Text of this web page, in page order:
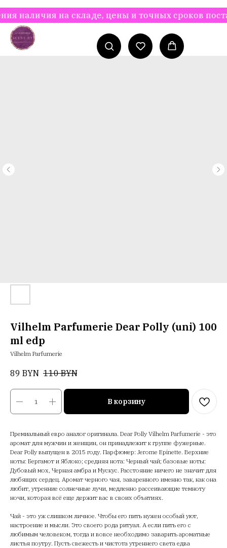
на складе, цены и точных сроков
Vilhelm Parfumerie Dear Polly (uni) 100
ml edp
Vilhelm Parfumerie
89 BYN 110 BYN
В корзину
Премиальный евро аналог оригинала. Dear Polly Vilhelm Parfumerie - это
аромат для мужчин и женщин, он принадлежит к группе фужерные.
Dear Polly выпущен в 2015 году. Парфюмер: Jerome Epinette. Верхние
ноты: Бергамот и Яблоко; средняя нота: Черный чай; базовые ноты:
Дубовый мох, Черная амбра и Мускус. Расстояние ничего не значит для
любящих сердец. Аромат черного чая, заваренного именно так, как она
любит, утренние солнечные лучи, медленно рассеивающие темноту
ночи, которая всё еще держит вас в своих объятиях.
Чай - это уж слишком личное. Чтобы его пить нужен особый уют,
настроение и мысли. Это своего рода ритуал. А если пить его с
любимым человеком, тогда и вовсе необходимо заварить ароматные
листья поутру. Пусть свежесть и чистота утреннего света едва